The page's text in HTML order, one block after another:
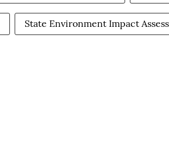
State Environment Impact